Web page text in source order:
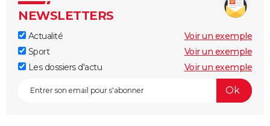
NEWSLETTERS
Actualité
Voir un exemple
Sport
Voir un exemple
Les dossiers d'actu
Voir un exemple